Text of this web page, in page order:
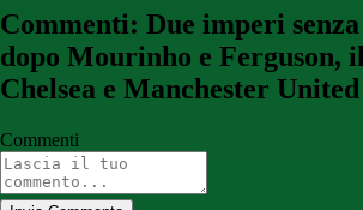
Commenti: Due imperi
dopo Mourinho e Ferguson,
Chelsea e Manchester United
Commenti